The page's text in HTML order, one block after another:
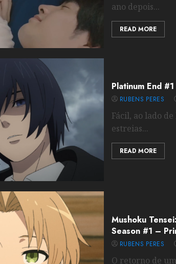
ano depois...
READ MORE
Platinum End
RUBENS PERES
Fácil, ao lado
estreias...
READ MORE
Mushoku
Season #1 –
RUBENS PERES
O retorno de